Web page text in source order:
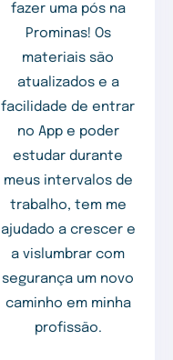
fazer uma pós na
Prominas! Os
materiais são
atualizados e a
facilidade de entrar
no App e poder
estudar durante
meus intervalos de
trabalho, tem me
ajudado a crescer e
a vislumbrar com
segurança um novo
caminho em minha
profissão.